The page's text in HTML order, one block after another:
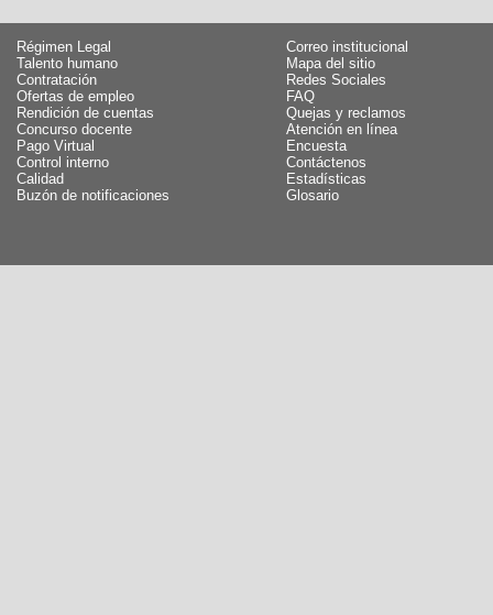
Régimen Legal
Talento humano
Contratación
Ofertas de empleo
Rendición de cuentas
Concurso docente
Pago Virtual
Control interno
Calidad
Buzón de notificaciones
Correo institucional
Mapa del sitio
Redes Sociales
FAQ
Quejas y reclamos
Atención en línea
Encuesta
Contáctenos
Estadísticas
Glosario